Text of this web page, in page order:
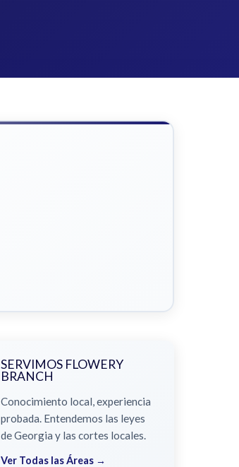
SERVIMOS FLOWERY
BRANCH
Conocimiento local, experiencia
probada. Entendemos las leyes
de Georgia y las cortes locales.
Ver Todas las Áreas →